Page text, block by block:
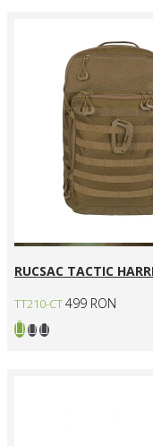
RUCSAC TACTIC
TT210-CT499 RON